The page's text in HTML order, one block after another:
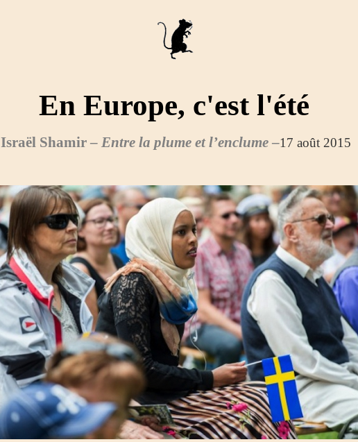
En Europe, c'est l'été
Israël Shamir – Entre la plume et l’enclume–17 août 2015